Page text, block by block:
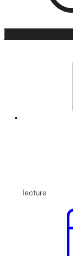
lecture